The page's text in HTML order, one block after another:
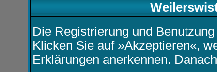
Die Registrierung und
Klicken Sie auf »Akzeptieren«,
Erklärungen anerkennen.